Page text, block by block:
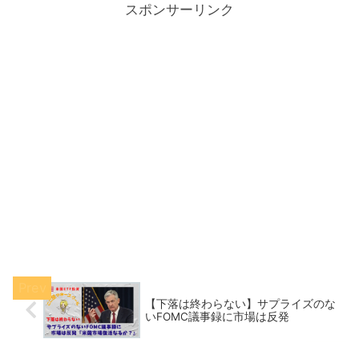
スポンサーリンク
【下落は終わらない】サプライズのな
いFOMC議事録に市場は反発